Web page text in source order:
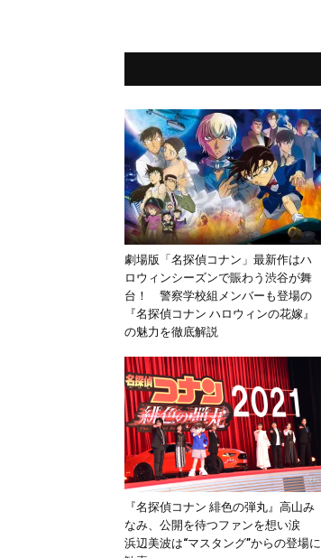
劇場版「名探偵コナン」最新作はハ
ロウィンシーズンで賑わう渋谷が舞
台！ 警察学校組メンバーも登場の
『名探偵コナン ハロウィンの花嫁』
の魅力を徹底解説
『名探偵コナン 緋色の弾丸』高山み
なみ、公開を待つファンを想い涙
浜辺美波は“マスタング”からの登場に